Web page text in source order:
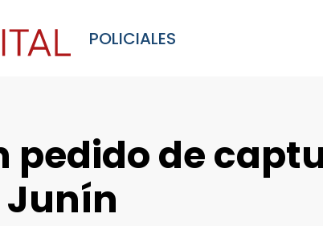
POLICIALES
pedido de